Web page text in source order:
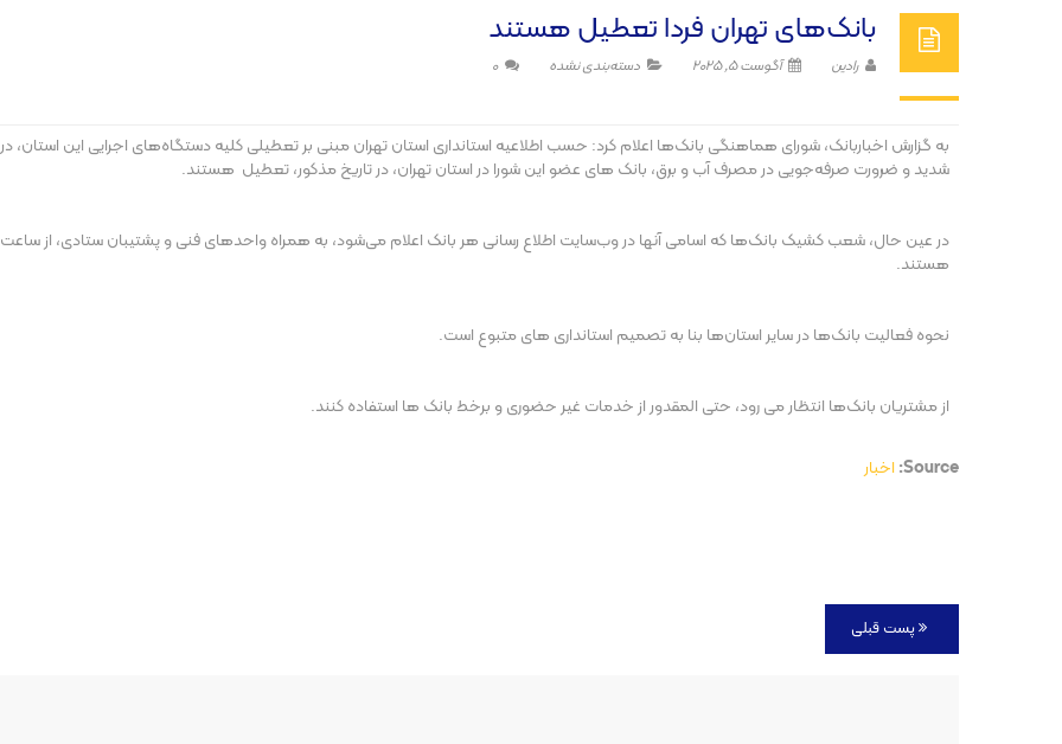
بانک‌های تهران فردا تعطیل هستند
رادین آگوست 5, 2025 دسته‌بندی نشده 0
شدید و ضرورت صرفه‌جویی در مصرف آب و برق، بانک های عضو این شورا در استان تهران، در تاریخ مذکور، تعطیل هستند.
هستند.
نحوه فعالیت بانک‌ها در سایر استان‌ها بنا به تصمیم استانداری های متبوع است.
از مشتریان بانک‌ها انتظار می رود، حتی المقدور از خدمات غیر حضوری و برخط بانک ها استفاده کنند.
Source: اخبار
پست قبلی